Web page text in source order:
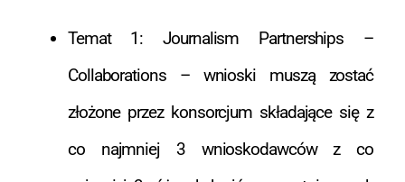
Temat 1: Journalism Partnerships –
Collaborations – wnioski muszą zostać
złożone przez konsorcjum składające się z
co najmniej 3 wnioskodawców z co